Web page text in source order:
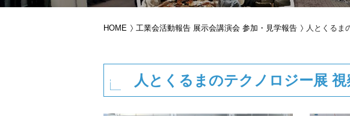
HOME 工業会活動報告 展示会講演会 参加・見学報告 人とくるま
人とくるまのテクノロジー展 視